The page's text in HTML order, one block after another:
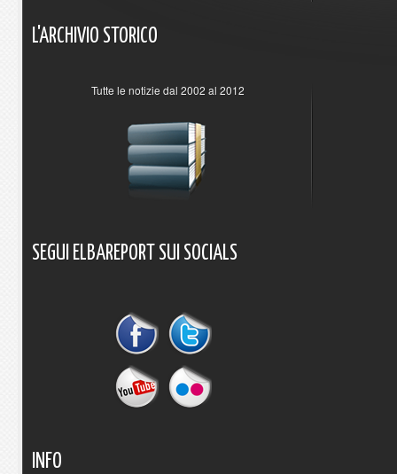
L'ARCHIVIO STORICO
Tutte le notizie dal 2002 al 2012
SEGUI ELBAREPORT SUI SOCIALS
INFO